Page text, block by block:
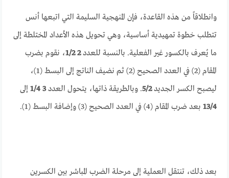
وانطلاقاً من هذه القاعدة، فإن المنهجية السليمة التي اتبعها أنس
تتطلب خطوة تمهيدية أساسية، وهي تحويل هذه الأعداد المختلطة إلى
ما يُعرف بالكسور غير الفعلية. بالنسبة للعدد2 1/2
، نقوم بضرب
المقام (2) في العدد الصحيح (2) ثم نضيف الناتج إلى البسط (1)،
ليصبح الكسر الجديد5/2. وبالطريقة ذاتها، يتحول العدد3 1/4
إلى
13/4 بعد ضرب المقام (4) في العدد الصحيح (3) وإضافة البسط (1).
بعد ذلك، تنتقل العملية إلى مرحلة الضرب المباشر بين الكسرين